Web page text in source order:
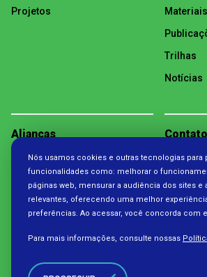
Projetos
Trilhas
Notícias
Alianças Contato
Política
Nós usamos cookies e outras tecnologias para
funcionalidades como: melhorar o
páginas web, mensurar a audiência dos sites e
relevantes, oferecendo uma melhor
preferências. Ao acessar, você concorda com
Para mais informações, consulte nossas